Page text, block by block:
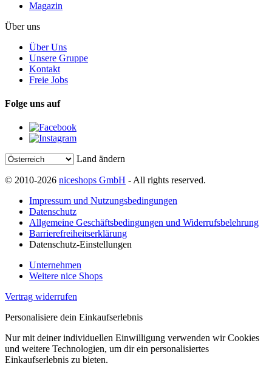
Magazin
Über uns
Über Uns
Unsere Gruppe
Kontakt
Freie Jobs
Folge uns auf
Land ändern
© 2010-2026 niceshops GmbH - All rights reserved.
Impressum und Nutzungsbedingungen
Datenschutz
Allgemeine Geschäftsbedingungen und Widerrufsbelehrung
Barrierefreiheitserklärung
Datenschutz-Einstellungen
Unternehmen
Weitere nice Shops
Vertrag widerrufen
Personalisiere dein Einkaufserlebnis
Nur mit deiner individuellen Einwilligung verwenden wir Cookies
und weitere Technologien, um dir ein personalisiertes
Einkaufserlebnis zu bieten.